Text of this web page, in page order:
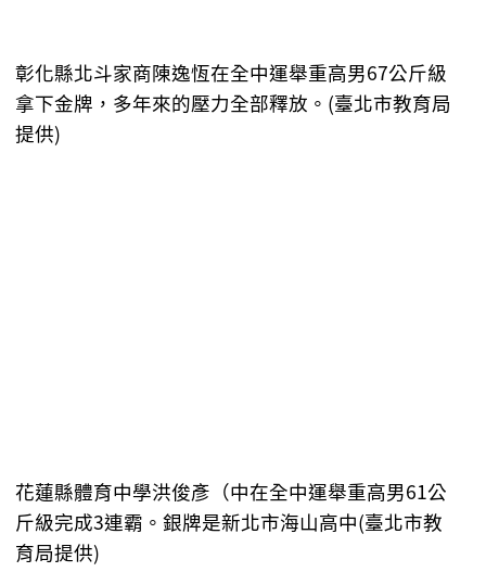
彰化縣北斗家商陳逸恆在全中運舉重高男67公斤級
拿下金牌，多年來的壓力全部釋放。(臺北市教育局
提供)
花蓮縣體育中學洪俊彥（中在全中運舉重高男61公
斤級完成3連霸。銀牌是新北市海山高中(臺北市教
育局提供)